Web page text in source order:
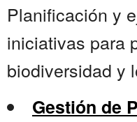
Planificación y
iniciativas para
biodiversidad y
Gestión de